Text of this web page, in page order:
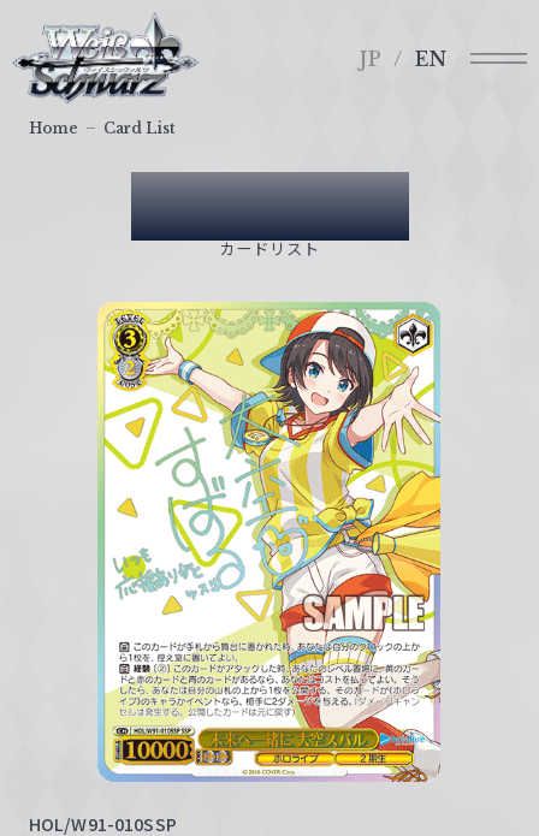
ァ
イ
JP EN
Card List
カードリスト
Home Card List
HOL/W91-010SSP